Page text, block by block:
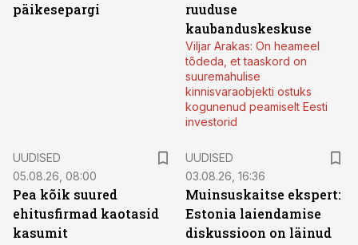
päikesepargi
ruuduse
kaubanduskeskuse
Viljar Arakas: On heameel
tõdeda, et taaskord on
suuremahulise
kinnisvaraobjekti ostuks
kogunenud peamiselt Eesti
investorid
UUDISED
05.08.26, 08:00
Pea kõik suured
ehitusfirmad kaotasid
kasumit
UUDISED
03.08.26, 16:36
Muinsuskaitse ekspert:
Estonia laiendamise
diskussioon on läinud